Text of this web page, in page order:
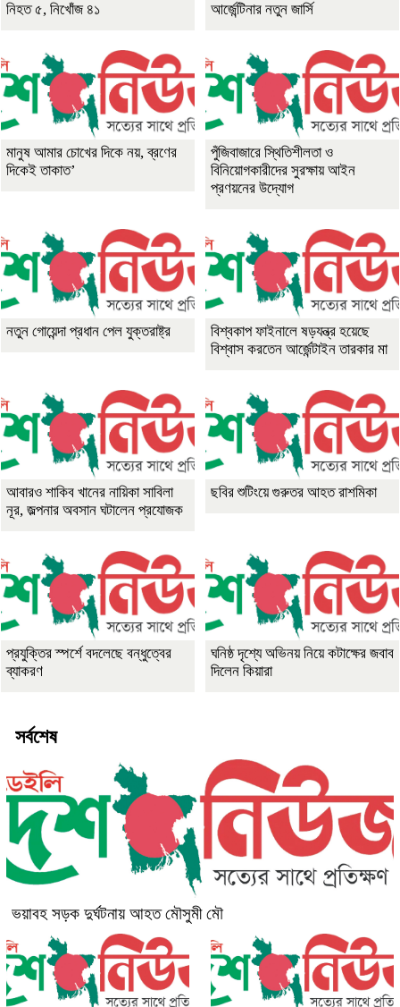
নিহত ৫, নিখোঁজ ৪১
আর্জেন্টিনার নতুন জার্সি
মানুষ আমার চোখের দিকে নয়, ব্রণের
দিকেই তাকাত’
পুঁজিবাজারে স্থিতিশীলতা ও
বিনিয়োগকারীদের সুরক্ষায় আইন
প্রণয়নের উদ্যোগ
নতুন গোয়েন্দা প্রধান পেল যুক্তরাষ্ট্র
বিশ্বকাপ ফাইনালে ষড়যন্ত্র হয়েছে
বিশ্বাস করতেন আর্জেন্টাইন তারকার মা
আবারও শাকিব খানের নায়িকা সাবিলা
নূর, জল্পনার অবসান ঘটালেন প্রযোজক
ছবির শুটিংয়ে গুরুতর আহত রাশমিকা
প্রযুক্তির স্পর্শে বদলেছে বন্ধুত্বের
ব্যাকরণ
ঘনিষ্ঠ দৃশ্যে অভিনয় নিয়ে কটাক্ষের জবাব
দিলেন কিয়ারা
সর্বশেষ
ভয়াবহ সড়ক দুর্ঘটনায় আহত মৌসুমী মৌ